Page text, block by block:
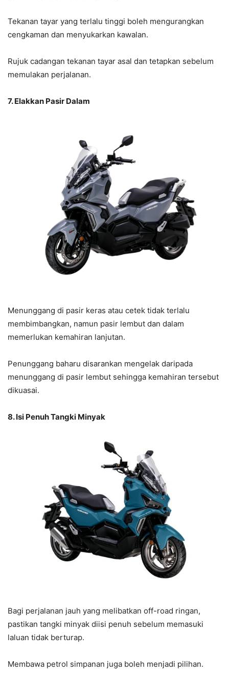
Tekanan tayar yang terlalu tinggi boleh mengurangkan
cengkaman dan menyukarkan kawalan.
Rujuk cadangan tekanan tayar asal dan tetapkan sebelum
memulakan perjalanan.
7. Elakkan Pasir Dalam
Menunggang di pasir keras atau cetek tidak terlalu
membimbangkan, namun pasir lembut dan dalam
memerlukan kemahiran lanjutan.
Penunggang baharu disarankan mengelak daripada
menunggang di pasir lembut sehingga kemahiran tersebut
dikuasai.
8. Isi Penuh Tangki Minyak
Bagi perjalanan jauh yang melibatkan off-road ringan,
pastikan tangki minyak diisi penuh sebelum memasuki
laluan tidak berturap.
Membawa petrol simpanan juga boleh menjadi pilihan.